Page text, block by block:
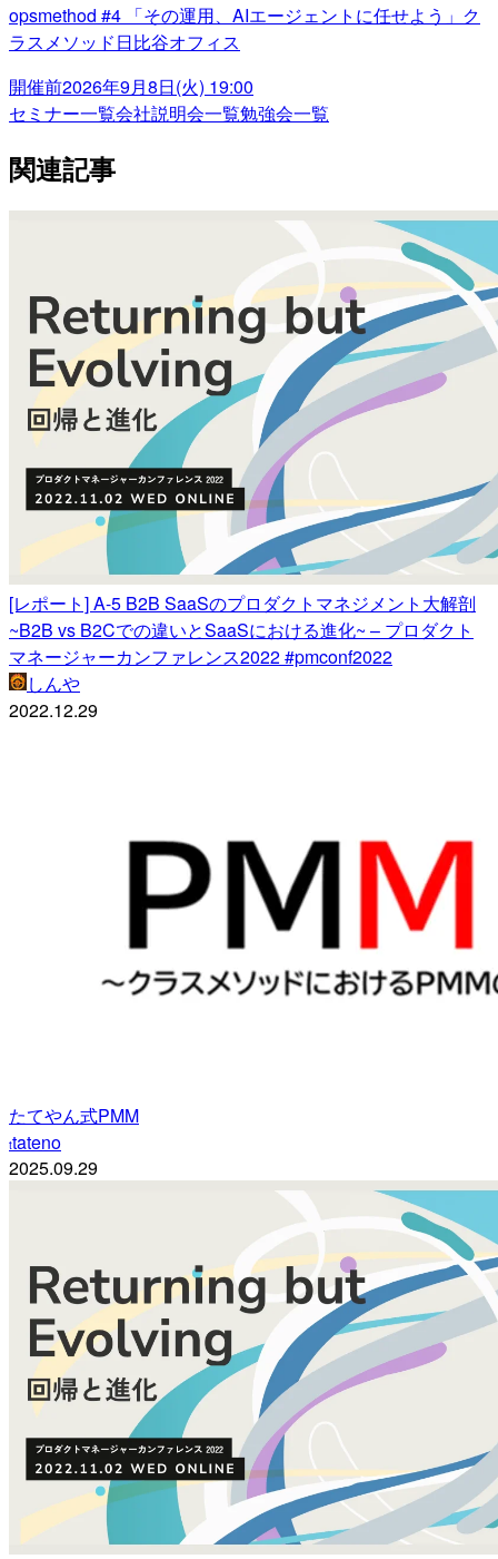
opsmethod #4 「その運用、AIエージェントに任せよう」ク
ラスメソッド日比谷オフィス
開催前2026年9月8日(火) 19:00
セミナー一覧会社説明会一覧勉強会一覧
関連記事
[レポート] A-5 B2B SaaSのプロダクトマネジメント大解剖
~B2B vs B2Cでの違いとSaaSにおける進化~ – プロダクト
マネージャーカンファレンス2022 #pmconf2022
しんや
2022.12.29
たてやん式PMM
ttateno
2025.09.29